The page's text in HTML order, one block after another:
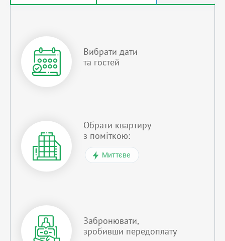
Вибрати дати
та гостей
Обрати квартиру
з поміткою:
Миттєве
Забронювати,
зробивши передоплату